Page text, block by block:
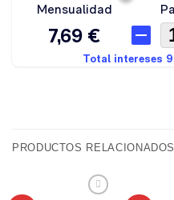
PRODUCTOS RELACIONADOS